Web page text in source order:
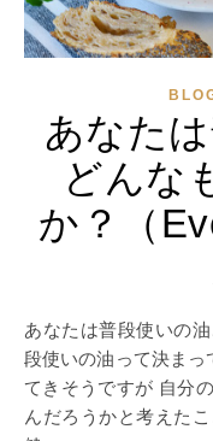
あなた
どんな
か？（
あなたは普段使いの油、どんなものを使っていますか？ 普
段使いの油って決まっ
てきそうですが 自分
んだろうかと考えた